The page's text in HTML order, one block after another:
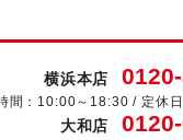
横浜本店
間：10:00～18:30 / 定休日
大和店